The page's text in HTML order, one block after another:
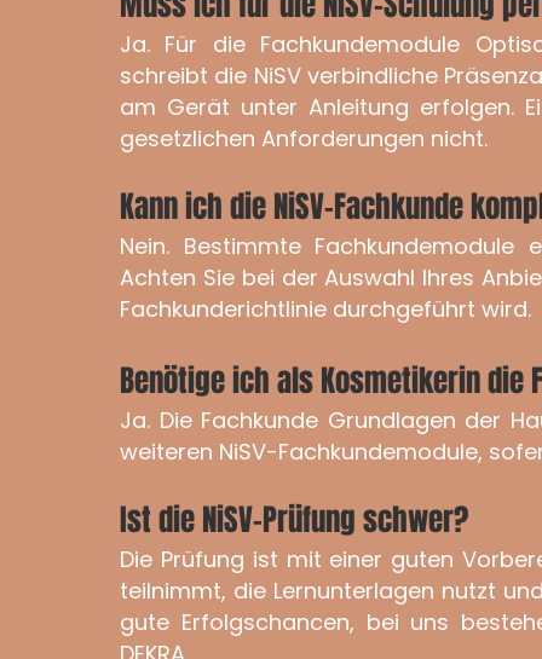
Ja. Für die Fachkundemodule
schreibt die NiSV verbindliche
am Gerät unter Anleitung erfolgen.
gesetzlichen Anforderungen nicht.
Kann ich die NiSV-Fachkunde
Nein. Bestimmte Fachkundemodule
Achten Sie bei der Auswahl Ihres
Fachkunderichtlinie durchgeführt wird.
Benötige ich als Kosmetikerin die
Ja. Die Fachkunde Grundlagen der
weiteren NiSV-Fachkundemodule,
Ist die NiSV-Prüfung schwer?
Die Prüfung ist mit einer guten
teilnimmt, die Lernunterlagen nutzt
gute Erfolgschancen, bei uns